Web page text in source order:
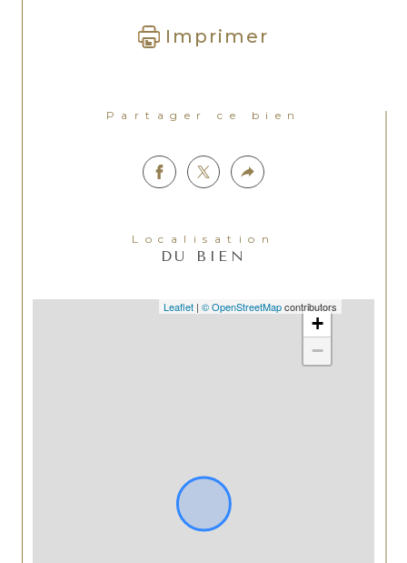
Imprimer
Partager ce bien
Localisation
DU BIEN
+
−
Leaflet | © OpenStreetMapcontributors